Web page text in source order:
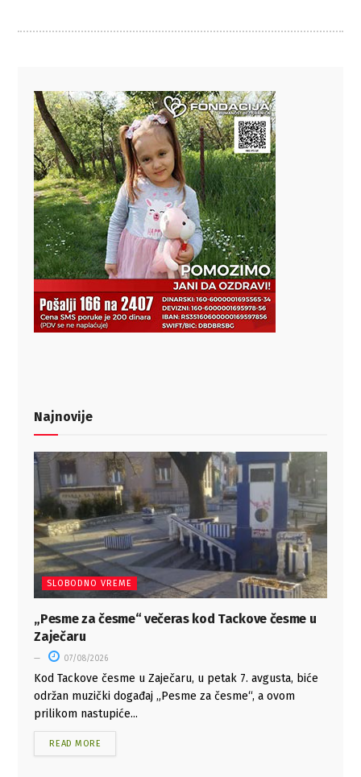
Najnovije
SLOBODNO VREME
„Pesme za česme“ večeras kod Tackove česme u
Zaječaru
07/08/2026
Kod Tackove česme u Zaječaru, u petak 7. avgusta, biće
održan muzički događaj „Pesme za česme“, a ovom
prilikom nastupiće...
READ MORE